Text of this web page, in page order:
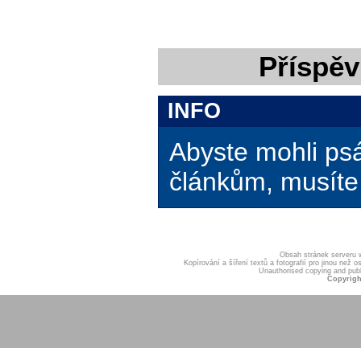
INFO
Abyste mohli
článkům,
Obsah stránek serveru
Kopírování a šíření textů a fotografií pro jinou než
Unauthorised copying and